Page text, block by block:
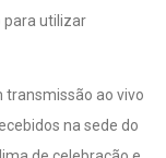
para utilizar
transmissão ao vivo
na sede do